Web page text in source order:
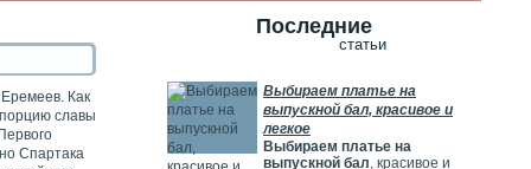
Как
славы
Спартака
Последние
статьи
Выбираем платье на
выпускной бал, красивое и
легкое
Выбираем платье на
выпускной бал, красивое и